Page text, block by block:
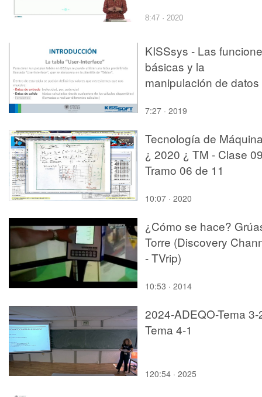
8:47 · 2020
KISSsys - Las
básicas y la
manipulación de datos
7:27 · 2019
Tecnología de
¿ 2020 ¿ TM - Clase
Tramo 06 de 11
10:07 · 2020
¿Cómo se hace?
Torre (Discovery
- TVrip)
10:53 · 2014
2024-ADEQO-Tema 3-
Tema 4-1
120:54 · 2025